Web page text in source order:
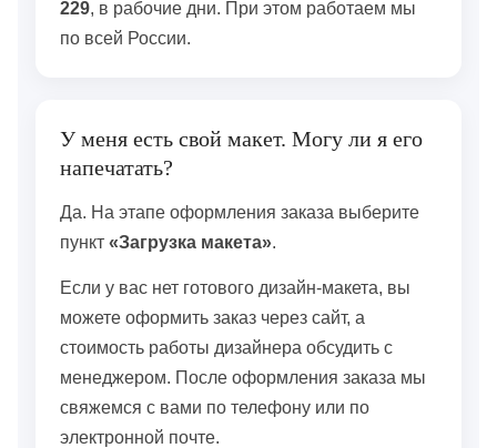
229, в рабочие дни. При этом работаем мы
по всей России.
У меня есть свой макет. Могу ли я его
напечатать?
Да. На этапе оформления заказа выберите
пункт «Загрузка макета».
Если у вас нет готового дизайн-макета, вы
можете оформить заказ через сайт, а
стоимость работы дизайнера обсудить с
менеджером. После оформления заказа мы
свяжемся с вами по телефону или по
электронной почте.